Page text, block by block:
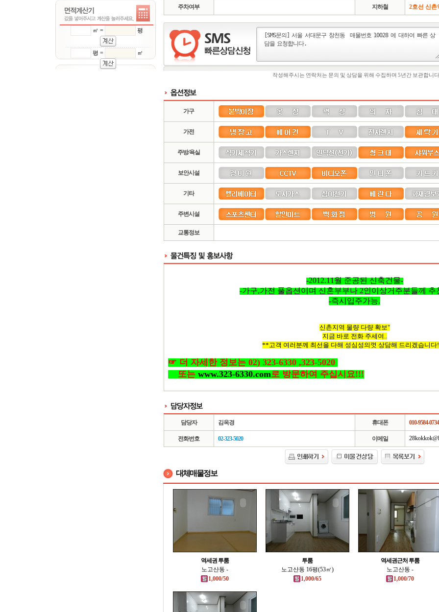
㎡ = 평
평 = ㎡
주차여부 지하철 2호선 신촌
작성해주시는 연락처는 문의 및 상담을 위해 수집하며 5년간 보관합니다.
가구
가전
주방/욕실
보안시설
기타
주변시설
교통정보
-2012.11월 준공된 신축건물-
-가구,가전 풀옵션이며 신혼부부나 2인이상거주분들께 추
-즉시입주가능.
신촌지역 물량 다량 확보"
지금 바로 전화 주세여..
**고객 여러분께 최선을 다해 성심성의껏 상담해 드리겠습니다
☞ 더 자세한 정보는 02) 323-6330 ,323-5020
또는 www.323-6330.com로 방문하여 주십시요!!!
담당자 김옥경 휴대폰 010-9584-0734
전화번호 02-323-5020 이메일
대체매물정보
역세권 투룸
노고산동 -
1,000/50
투룸
노고산동 16평(53㎡)
1,000/65
역세권근처 투룸
노고산동 -
1,000/70